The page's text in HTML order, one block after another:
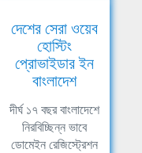
দেশের সেরা ওয়েব
হোস্টিং
প্রোভাইডার ইন
বাংলাদেশ
দীর্ঘ ১৭ বছর বাংলাদেশে
নিরবিচ্ছিন্ন ভাবে
ডোমেইন রেজিস্ট্রেশন